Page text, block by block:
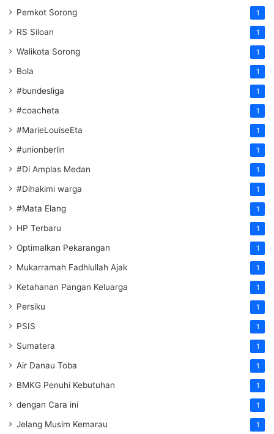
Pemkot Sorong 1
RS Siloan 1
Walikota Sorong 1
Bola 1
#bundesliga 1
#coacheta 1
#MarieLouiseEta 1
#unionberlin 1
#Di Amplas Medan 1
#Dihakimi warga 1
#Mata Elang 1
HP Terbaru 1
Optimalkan Pekarangan 1
Mukarramah Fadhlullah Ajak 1
Ketahanan Pangan Keluarga 1
Persiku 1
PSIS 1
Sumatera 1
Air Danau Toba 1
BMKG Penuhi Kebutuhan 1
dengan Cara ini 1
Jelang Musim Kemarau 1